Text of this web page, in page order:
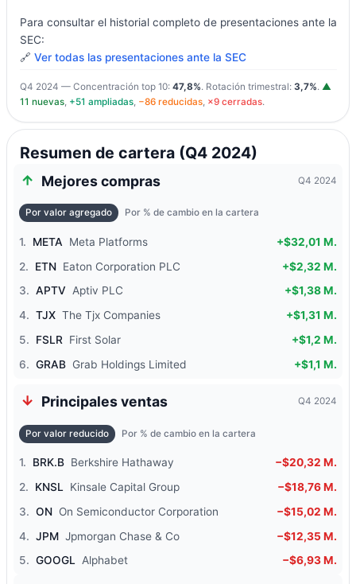
Para consultar el historial completo de presentaciones ante la
SEC:
🔗 Ver todas las presentaciones ante la SEC
Q4 2024 — Concentración top 10: 47,8%. Rotación trimestral: 3,7%. ▲
11 nuevas, +51 ampliadas, −86 reducidas, ×9 cerradas.
Resumen de cartera (Q4 2024)
Mejores compras Q4 2024
Por valor agregado Por % de cambio en la cartera
1. META Meta Platforms
+$32,01 M.
2.
ETN Eaton Corporation PLC
+$2,32 M.
3. APTV Aptiv PLC
+$1,38 M.
4. TJX The Tjx Companies
+$1,31 M.
5.
FSLR First Solar
+$1,2 M.
6. GRAB Grab Holdings Limited +$1,1 M.
Principales ventas Q4 2024
Por valor reducido Por % de cambio en la cartera
1. BRK.B Berkshire Hathaway
−$20,32 M.
2.
KNSL Kinsale Capital Group
−$18,76 M.
3. ON On Semiconductor Corporation
−$15,02 M.
4. JPM Jpmorgan Chase & Co
−$12,35 M.
5. GOOGL Alphabet −$6,93 M.